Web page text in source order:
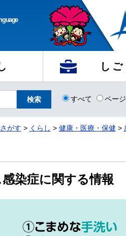
しご
すべて ページ
がす > くらし > 健康・医療・保健 >
染症に関する情報